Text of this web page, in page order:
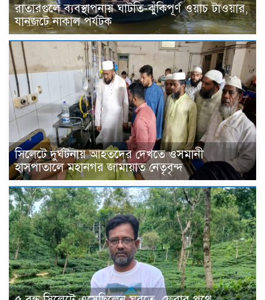
রাতারগুলে ব্যবস্থাপনায় ঘাটতি-ঝুঁকিপূর্ণ ওয়াচ টাওয়ার,
যানজটে নাকাল পর্যটক
সিলেটে দুর্ঘটনায় আহতদের দেখতে ওসমানী
হাসপাতালে মহানগর জামায়াত নেতৃবৃন্দ